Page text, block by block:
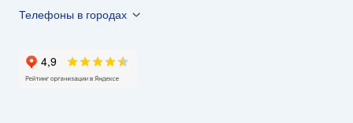
Телефоны в городах